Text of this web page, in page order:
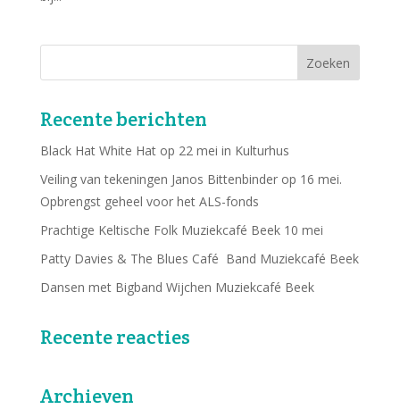
Recente berichten
Black Hat White Hat op 22 mei in Kulturhus
Veiling van tekeningen Janos Bittenbinder op 16 mei.
Opbrengst geheel voor het ALS-fonds
Prachtige Keltische Folk Muziekcafé Beek 10 mei
Patty Davies & The Blues Café Band Muziekcafé Beek
Dansen met Bigband Wijchen Muziekcafé Beek
Recente reacties
Archieven